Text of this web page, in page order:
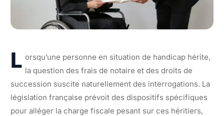
L orsqu’une personne en situation de handicap hérite,
la question des frais de notaire et des droits de
succession suscite naturellement des interrogations. La
législation française prévoit des dispositifs spécifiques
pour alléger la charge fiscale pesant sur ces héritiers,